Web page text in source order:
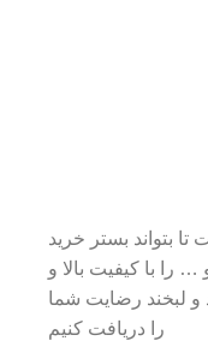
بتواند بستر خرید
… را با کیفیت بالا و
و لبخند رضایت شما
را دریافت کنیم